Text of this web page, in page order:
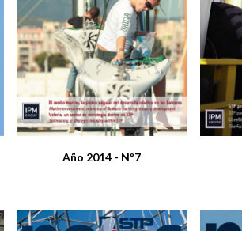
Año 2014 - Nº7